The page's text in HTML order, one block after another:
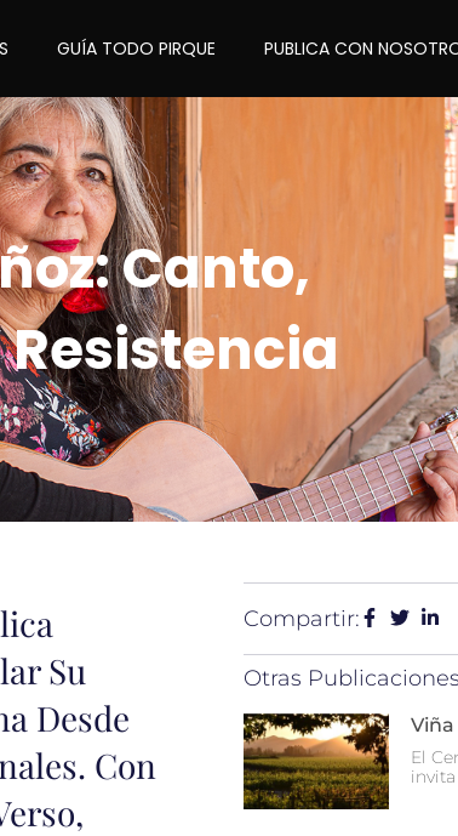
GUÍA TODO PIRQUE PUBLICA CON
Canto,
Su
Desde
Con
Compartir:
Otras
Viña
El